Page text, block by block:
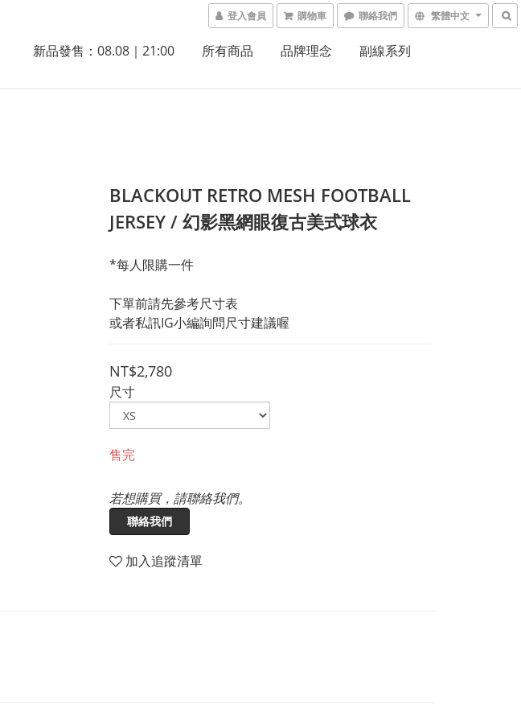
登入會員 購物車 聯絡我們 繁體中文
新品發售：08.08｜21:00 所有商品 品牌理念 副線系列
BLACKOUT RETRO MESH FOOTBALL
JERSEY / 幻影黑網眼復古美式球衣
*每人限購一件
下單前請先參考尺寸表
或者私訊IG小編詢問尺寸建議喔
NT$2,780
尺寸
售完
若想購買，請聯絡我們。
聯絡我們
加入追蹤清單